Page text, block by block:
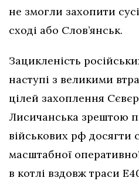
не змогли захопити
сході або Слов’янськ.
Зацикленість
наступі з великими
цілей захоплення
Лисичанська зрештою
військових рф досягти
масштабної
в котлі вздовж траси